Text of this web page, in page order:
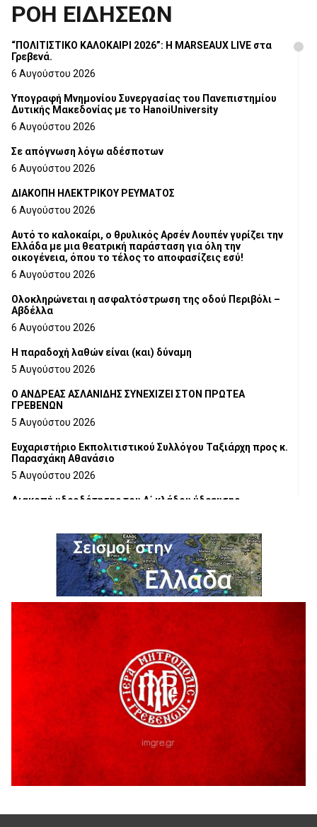
ΡΟΗ ΕΙΔΗΣΕΩΝ
“ΠΟΛΙΤΙΣΤΙΚΟ ΚΑΛΟΚΑΙΡΙ 2026”: Η MARSEAUX LIVE στα
Γρεβενά.
6 Αυγούστου 2026
Υπογραφή Μνημονίου Συνεργασίας του Πανεπιστημίου
Δυτικής Μακεδονίας με το HanoiUniversity
6 Αυγούστου 2026
Σε απόγνωση λόγω αδέσποτων
6 Αυγούστου 2026
ΔΙΑΚΟΠΗ ΗΛΕΚΤΡΙΚΟΥ ΡΕΥΜΑΤΟΣ
6 Αυγούστου 2026
Αυτό το καλοκαίρι, ο θρυλικός Αρσέν Λουπέν γυρίζει την
Ελλάδα με μια θεατρική παράσταση για όλη την
οικογένεια, όπου το τέλος το αποφασίζεις εσύ!
6 Αυγούστου 2026
Ολοκληρώνεται η ασφαλτόστρωση της οδού Περιβόλι –
Αβδέλλα
6 Αυγούστου 2026
H παραδοχή λαθών είναι (και) δύναμη
5 Αυγούστου 2026
Ο ΑΝΔΡΕΑΣ ΑΣΛΑΝΙΔΗΣ ΣΥΝΕΧΙΖΕΙ ΣΤΟΝ ΠΡΩΤΕΑ
ΓΡΕΒΕΝΩΝ
5 Αυγούστου 2026
Ευχαριστήριο Εκπολιτιστικού Συλλόγου Ταξιάρχη προς κ.
Παρασχάκη Αθανάσιο
5 Αυγούστου 2026
Διακοπή υδροδότησης του Α΄ κλάδου ύδρευσης
Η Marseaux στα Γρεβενά για μια μοναδική συναυλία
5 Αυγούστου 2026
Θερινό Σινεμά στο πλαίσιο του «Πολιτιστικού
Καλοκαιριού 2026» με την βραβευμένη ταινία «Μικρές
Ανάσες».
5 Αυγούστου 2026
Γρεβενά: Συνελήφθη 18χρονος αλλοδαπός, για κλοπή
εξοπλισμού γυμναστηρίου
ΑΗ ΛΑΟΣ | 5 Αυγούστου | Υπαίθριο Θέατρο “Καστράκι”,
41η Γιορτή Κρασιού στο Τρίκωμο – «Γιορτή Παράδοσης»
5 Αυγούστου 2026